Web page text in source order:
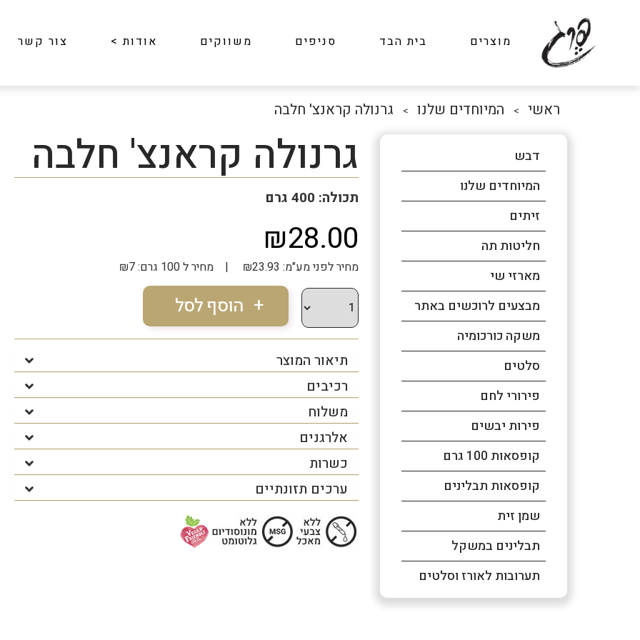
מוצרים בית הבד סניפים משווקים אודות> צור קשר
ראשי > המיוחדים שלנו > גרנולה קראנצ' חלבה
גרנולה קראנצ' חלבה
תכולה: 400 גרם
₪28.00
מחיר לפני מע"מ: ₪23.93 | מחיר ל 100 גרם: ₪7
תיאור המוצר
רכיבים
משלוח
אלרגנים
כשרות
ערכים תזונתיים
דבש
המיוחדים שלנו
זיתים
חליטות תה
מארזי שי
מבצעים לרוכשים באתר
משקה כורכומיה
סלטים
פירורי לחם
פירות יבשים
קופסאות 100 גרם
קופסאות תבלינים
שמן זית
תבלינים במשקל
תערובות לאורז וסלטים